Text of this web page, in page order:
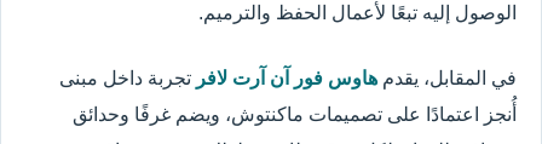
الوصول إليه تبعًا لأعمال الحفظ والترميم.
في المقابل، يقدم هاوس فور آن آرت لافر تجربة داخل مبنى
أُنجز اعتمادًا على تصميمات ماكنتوش، ويضم غرفًا وحدائق